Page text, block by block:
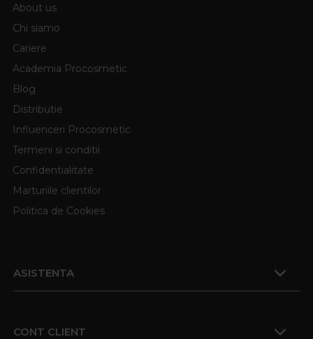
About us
Chi siamo
Cariere
Academia Procosmetic
Blog
Distributie
Influenceri Procosmetic
Termeni si conditii
Confidentialitate
Marturiile clientilor
Politica de Cookies
ASISTENTA
CONT CLIENT